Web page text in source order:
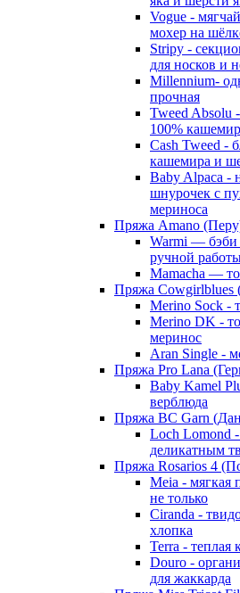
Vogue -
мохер на
Stripy -
для носков и
Millennium-
прочная
Tweed Absolu
100%
Cash Tweed -
кашемира и
Baby Alpaca -
шнурочек с
мериноса
Пряжа Amano
Warmi — бэби
ручной
Mamacha —
Пряжа
Merino Sock -
Merino DK -
меринос
Aran Single -
Пряжа Pro Lana
Baby Kamel
верблюда
Пряжа BC Garn
Loch Lomond -
деликатным
Пряжа Rosarios 4
Meia - мягкая
не только
Ciranda -
хлопка
Terra - теплая
Douro -
для жаккарда